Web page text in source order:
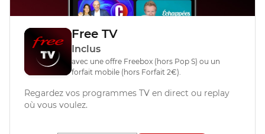
Free TV
Inclus
avec une offre Freebox (hors Pop S) ou un
forfait mobile (hors Forfait 2€).
Regardez vos programmes TV en direct ou replay
où vous voulez.